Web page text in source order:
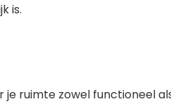
is.
je ruimte zowel functioneel